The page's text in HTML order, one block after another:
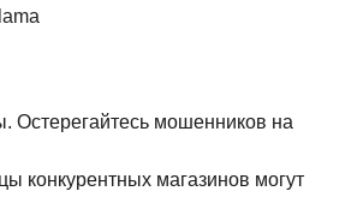
Остерегайтесь мошенников на
конкурентных магазинов могут